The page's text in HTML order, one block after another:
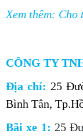
Xem thêm:
CÔNG TY
Địa chỉ: 25
Bình Tân,
Bãi xe 1: 25